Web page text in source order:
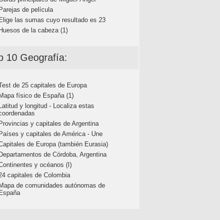
de película
las sumas cuyo resultado es 23
de la cabeza (1)
10 Geografía:
de 25 capitales de Europa
físico de España (1)
y longitud - Localiza estas
y capitales de Argentina
y capitales de América - Une
de Europa (también Eurasia)
de Córdoba, Argentina
y océanos (I)
capitales de Colombia
de comunidades autónomas de